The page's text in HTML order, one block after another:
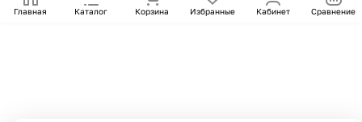
Главная Каталог Корзина Избранные Кабинет Сравнение